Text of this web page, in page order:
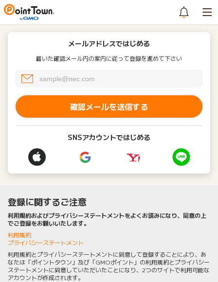
メールアドレスではじめる
届いた確認メール内の案内に従って登録を進めて下さい
確認メールを送信する
SNSアカウントではじめる
登録に関するご注意
利用規約およびプライバシーステートメントをよくお読みになり、同意の上
でご登録をお願いいたします。
利用規約
プライバシーステートメント
利用規約とプライバシーステートメントに同意して登録することにより、あ
なたは「ポイントタウン」及び「GMOポイント」の利用規約とプライバシー
ステートメントに同意していただいたことになり、2つのサイトで利用可能な
アカウントが作成されます。